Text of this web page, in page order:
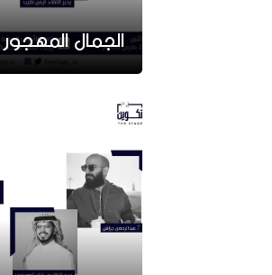
الجمال المهجور